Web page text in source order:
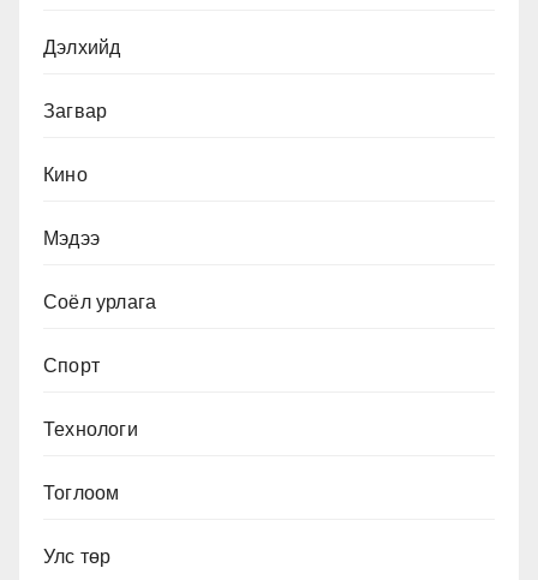
Дэлхийд
Загвар
Кино
Мэдээ
Соёл урлага
Спорт
Технологи
Тоглоом
Улс төр